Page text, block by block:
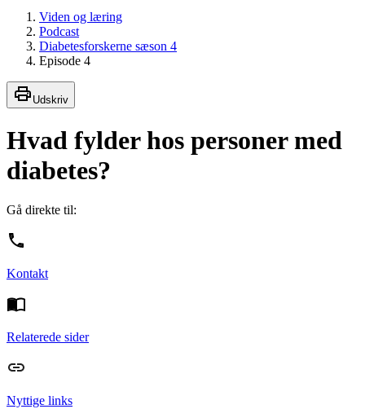
Viden og læring
Podcast
Diabetesforskerne sæson 4
Episode 4
Udskriv
Hvad fylder hos personer med
diabetes?
Gå direkte til:
Kontakt
Relaterede sider
Nyttige links